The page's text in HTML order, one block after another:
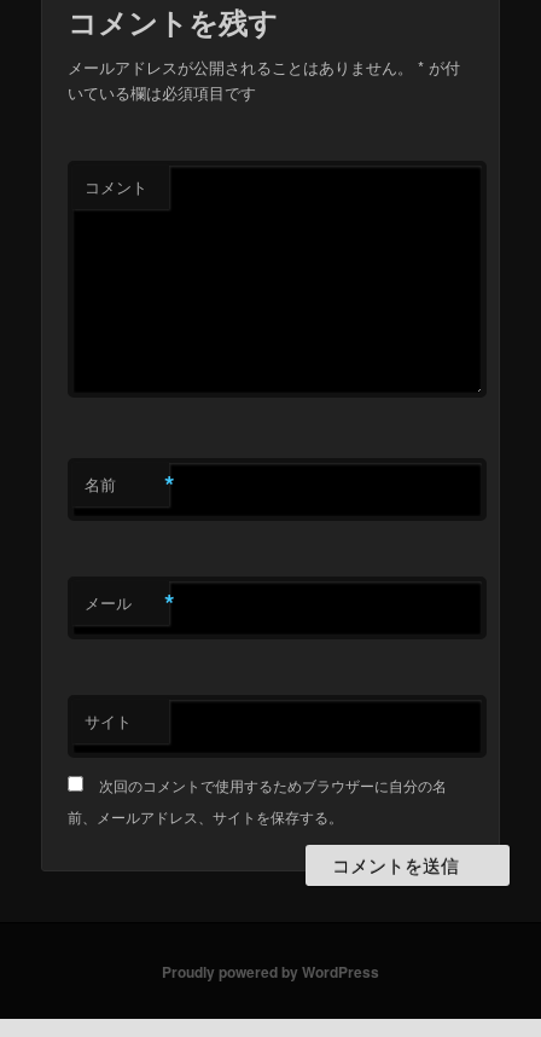
コメントを残す
メールアドレスが公開されることはありません。 * が付
いている欄は必須項目です
コメント
名前 *
メール *
サイト
次回のコメントで使用するためブラウザーに自分の名
前、メールアドレス、サイトを保存する。
Proudly powered by WordPress